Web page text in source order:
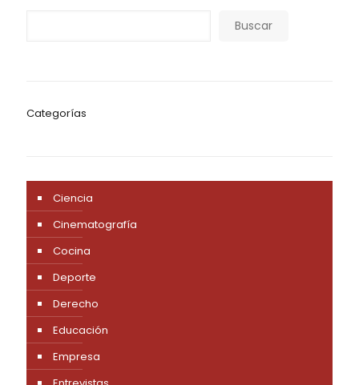
Buscar
Categorías
Ciencia
Cinematografía
Cocina
Deporte
Derecho
Educación
Empresa